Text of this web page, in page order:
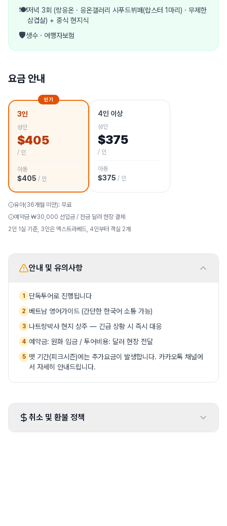
🍽️저녁 3회 (랑응온 · 응온갤러리 시푸드뷔페(랍스터 1마리) · 무제한
삼겹살) + 중식 현지식
🛡️생수 · 여행자보험
요금 안내
인기
3인
성인
$405
/ 인
아동
$405 / 인
4인 이상
성인
$375
/ 인
아동
$375 / 인
유아(36개월 미만): 무료
예약금 ₩30,000 선입금 / 잔금 달러 현장 결제
2인 1실 기준, 3인은 엑스트라베드, 4인부터 객실 2개
안내 및 유의사항
1 단독투어로 진행됩니다
2 베트남 영어가이드 (간단한 한국어 소통 가능)
3 나트랑박사 현지 상주 — 긴급 상황 시 즉시 대응
4 예약금: 원화 입금 / 투어비용: 달러 현장 전달
5 뗏 기간(피크시즌)에는 추가요금이 발생합니다. 카카오톡 채널에
서 자세히 안내드립니다.
취소 및 환불 정책